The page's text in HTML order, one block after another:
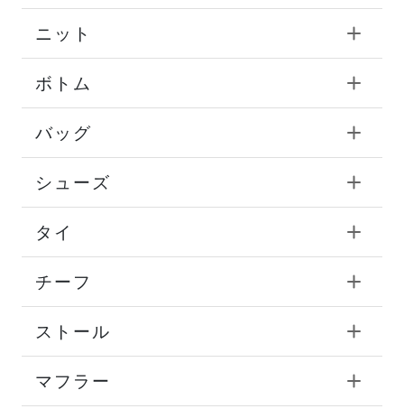
ニット
ボトム
バッグ
シューズ
タイ
チーフ
ストール
マフラー